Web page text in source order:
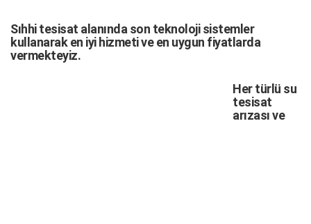
Sıhhi tesisat alanında son teknoloji sistemler
kullanarak en iyi hizmeti ve en uygun fiyatlarda
vermekteyiz.
Her türlü su
tesisat
arızasıve